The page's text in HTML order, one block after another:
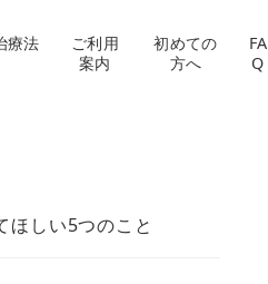
療法
ご利用
案内
初めての
方へ
FA
Q
ほしい5つのこと